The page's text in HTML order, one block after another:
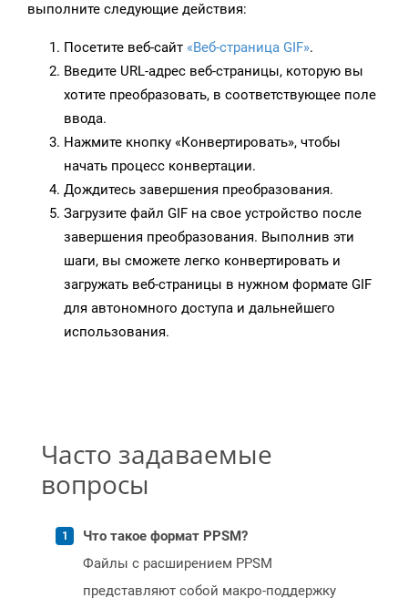
выполните следующие действия:
Посетите веб-сайт «Веб-страница GIF».
Введите URL-адрес веб-страницы, которую вы
хотите преобразовать, в соответствующее поле
ввода.
Нажмите кнопку «Конвертировать», чтобы
начать процесс конвертации.
Дождитесь завершения преобразования.
Загрузите файл GIF на свое устройство после
завершения преобразования. Выполнив эти
шаги, вы сможете легко конвертировать и
загружать веб-страницы в нужном формате GIF
для автономного доступа и дальнейшего
использования.
Часто задаваемые
вопросы
Что такое формат PPSM?
Файлы с расширением PPSM
представляют собой макро-поддержку